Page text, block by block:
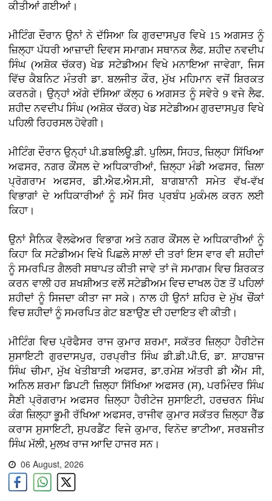
ਕੀਤੀਆਂ ਗਈਆਂ।
ਮੀਟਿੰਗ ਦੌਰਾਨ ਉਨਾਂ ਨੇ ਦੱਸਿਆ ਕਿ ਗੁਰਦਾਸਪੁਰ ਵਿਖੇ 15 ਅਗਸਤ ਨੂੰ
ਜ਼ਿਲ੍ਹਾ ਪੱਧਰੀ ਆਜ਼ਾਦੀ ਦਿਵਸ ਸਮਾਗਮ ਸਥਾਨਕ ਲੈਫ. ਸ਼ਹੀਦ ਨਵਦੀਪ
ਸਿੰਘ (ਅਸ਼ੋਕ ਚੱਕਰ) ਖੇਡ ਸਟੇਡੀਅਮ ਵਿਖੇ ਮਨਾਇਆ ਜਾਵੇਗਾ, ਜਿਸ
ਵਿੱਚ ਕੈਬਨਿਟ ਮੰਤਰੀ ਡਾ. ਬਲਜੀਤ ਕੌਰ, ਮੁੱਖ ਮਹਿਮਾਨ ਵਜੋਂ ਸ਼ਿਰਕਤ
ਕਰਨਗੇ। ਉਨ੍ਹਾਂ ਅੱਗੇ ਦੱਸਿਆ ਕੱਲ੍ਹ 6 ਅਗਸਤ ਨੂੰ ਸਵੇਰੇ 9 ਵਜੇ ਲੈਫ.
ਸ਼ਹੀਦ ਨਵਦੀਪ ਸਿੰਘ (ਅਸ਼ੋਕ ਚੱਕਰ) ਖੇਡ ਸਟੇਡੀਅਮ ਗੁਰਦਾਸਪੁਰ ਵਿਖੇ
ਪਹਿਲੀ ਰਿਹਰਸਲ ਹੋਵੇਗੀ।
ਮੀਟਿੰਗ ਦੌਰਾਨ ਉਨ੍ਹਾਂ ਪੀ.ਡਬਲਿਊ.ਡੀ. ਪੁਲਿਸ, ਸਿਹਤ, ਜ਼ਿਲ੍ਹਾ ਸਿੱਖਿਆ
ਅਫਸਰ, ਨਗਰ ਕੌਂਸਲ ਦੇ ਅਧਿਕਾਰੀਆਂ, ਜ਼ਿਲ੍ਹਾ ਮੰਡੀ ਅਫਸਰ, ਜ਼ਿਲਾ
ਪ੍ਰੋਗਰਾਮ ਅਫਸਰ, ਡੀ.ਐਫ.ਐਸ.ਸੀ, ਬਾਗਬਾਨੀ ਸਮੇਤ ਵੱਖ-ਵੱਖ
ਵਿਭਾਗਾਂ ਦੇ ਅਧਿਕਾਰੀਆਂ ਨੂੰ ਸਮੇਂ ਸਿਰ ਪ੍ਰਬੰਧ ਮੁਕੰਮਲ ਕਰਨ ਲਈ
ਕਿਹਾ।
ਉਨਾਂ ਸੈਨਿਕ ਵੈਲਫੇਅਰ ਵਿਭਾਗ ਅਤੇ ਨਗਰ ਕੌਂਸਲ ਦੇ ਅਧਿਕਾਰੀਆਂ ਨੂੰ
ਕਿਹਾ ਕਿ ਸਟੇਡੀਅਮ ਵਿਖੇ ਪਿਛਲੇ ਸਾਲਾਂ ਦੀ ਤਰਾਂ ਇਸ ਵਾਰ ਵੀ ਸ਼ਹੀਦਾਂ
ਨੂੰ ਸਮਰਪਿਤ ਗੈਲਰੀ ਸਥਾਪਤ ਕੀਤੀ ਜਾਵੇ ਤਾਂ ਜੋ ਸਮਾਗਮ ਵਿਚ ਸ਼ਿਰਕਤ
ਕਰਨ ਵਾਲੀ ਹਰ ਸ਼ਖਸ਼ੀਅਤ ਵਲੋਂ ਸਟੇਡੀਅਮ ਵਿਚ ਦਾਖਲ ਹੋਣ ਤੋਂ ਪਹਿਲਾਂ
ਸ਼ਹੀਦਾਂ ਨੂੰ ਸਿਜਦਾ ਕੀਤਾ ਜਾ ਸਕੇ। ਨਾਲ ਹੀ ਉਨਾਂ ਸ਼ਹਿਰ ਦੇ ਮੁੱਖ ਚੌਂਕਾਂ
ਵਿਚ ਸ਼ਹੀਦਾਂ ਨੂੰ ਸਮਰਪਿਤ ਗੇਟ ਬਣਾਉਣ ਦੀ ਹਦਾਇਤ ਵੀ ਕੀਤੀ।
ਮੀਟਿੰਗ ਵਿਚ ਪ੍ਰੋਫੈਸਰ ਰਾਜ ਕੁਮਾਰ ਸ਼ਰਮਾ, ਸਕੱਤਰ ਜ਼ਿਲ੍ਹਾ ਹੈਰੀਟੇਜ
ਸੁਸਾਇਟੀ ਗੁਰਦਾਸਪੁਰ, ਹਰਪ੍ਰੀਤ ਸਿੰਘ ਡੀ.ਡੀ.ਪੀ.ਓ, ਡਾ. ਸ਼ਾਹਬਾਜ
ਸਿੰਘ ਚੀਮਾ, ਮੁੱਖ ਖੇਤੀਬਾੜੀ ਅਫਸਰ, ਡਾ.ਰਮੇਸ਼ ਅੱਤਰੀ ਡੀ ਐੱਮ ਸੀ,
ਅਨਿਲ ਸ਼ਰਮਾ ਡਿਪਟੀ ਜ਼ਿਲ੍ਹਾ ਸਿੱਖਿਆ ਅਫਸਰ (ਸ), ਪਰਮਿੰਦਰ ਸਿੰਘ
ਸੈਣੀ ਪ੍ਰੋਗਰਾਮ ਅਫਸਰ ਜ਼ਿਲ੍ਹਾ ਹੈਰੀਟੇਜ ਸੁਸਾਇਟੀ, ਹਰਚਰਨ ਸਿੰਘ
ਕੰਗ ਜ਼ਿਲ੍ਹਾ ਭੂਮੀ ਰੱਖਿਆ ਅਫਸਰ, ਰਾਜੀਵ ਕੁਮਾਰ ਸਕੱਤਰ ਜ਼ਿਲ੍ਹਾ ਰੈੱਡ
ਕਰਾਸ ਸੁਸਾਇਟੀ, ਸੁਪਰਡੈਂਟ ਵਿਜੇ ਕੁਮਾਰ, ਵਿਨੋਦ ਭਾਟੀਆ, ਸਰਬਜੀਤ
ਸਿੰਘ ਮੱਲੀ, ਮੁਲਖ ਰਾਜ ਆਦਿ ਹਾਜਰ ਸਨ।
06 August, 2026